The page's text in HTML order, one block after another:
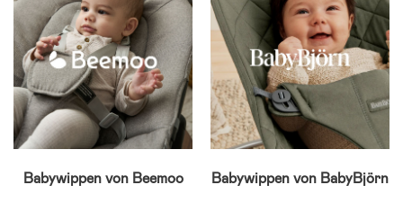
Babywippen von Beemoo Babywippen von BabyBjörn